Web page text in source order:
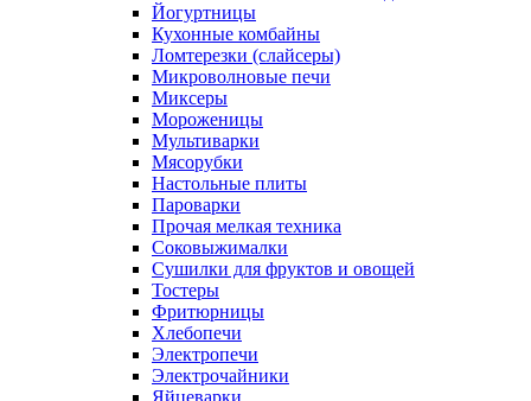
Йогуртницы
Кухонные комбайны
Ломтерезки (слайсеры)
Микроволновые печи
Миксеры
Мороженицы
Мультиварки
Мясорубки
Настольные плиты
Пароварки
Прочая мелкая техника
Соковыжималки
Сушилки для фруктов и овощей
Тостеры
Фритюрницы
Хлебопечи
Электропечи
Электрочайники
Яйцеварки